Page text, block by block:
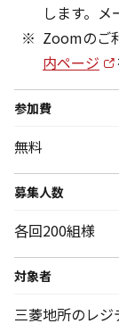
します。メ
Zoomのご
内ページ
参加費
無料
募集人数
各回200組様
対象者
三菱地所のレジ